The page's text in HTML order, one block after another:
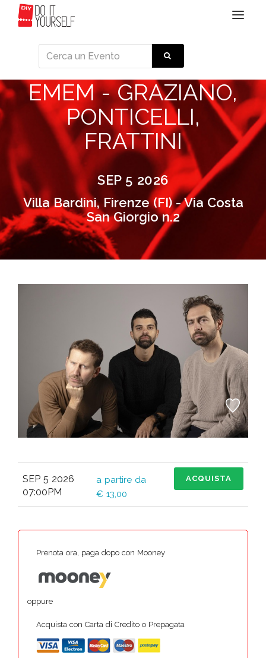
Toggle
EMEM - GRAZIANO,
PONTICELLI,
FRATTINI
SEP 5 2026
Villa Bardini, Firenze (FI) - Via Costa
San Giorgio n.2
SEP 5 2026
07:00PM
a partire da
€ 13,00
ACQUISTA
Prenota ora, paga dopo con Mooney
oppure
Acquista con Carta di Credito o Prepagata